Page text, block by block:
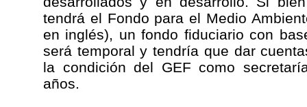
tendrá el Fondo para el Medio
en inglés), un fondo fiduciario con
será temporal y tendría que dar
la condición del GEF como
años.